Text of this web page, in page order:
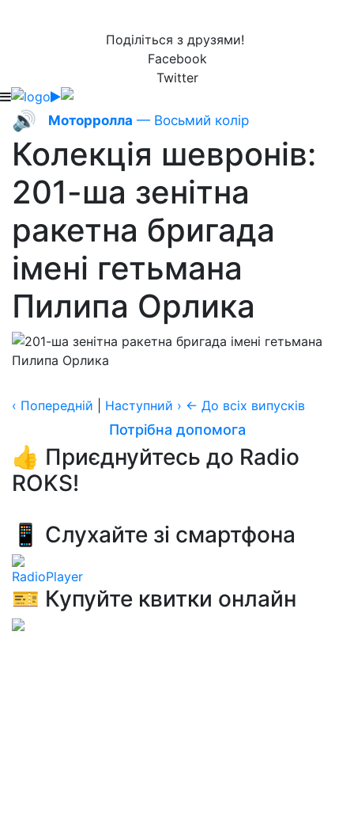
Поділіться з друзями!
Facebook
Twitter
🔊 Моторролла — Восьмий колір
Колекція шевронів:
201-ша зенітна
ракетна бригада
імені гетьмана
Пилипа Орлика
‹ Попередній Наступний › ← До всіх випусків
Потрібна допомога
👍 Приєднуйтесь до Radio
ROKS!
📱 Слухайте зі смартфона
RadioPlayer
🎫 Купуйте квитки онлайн